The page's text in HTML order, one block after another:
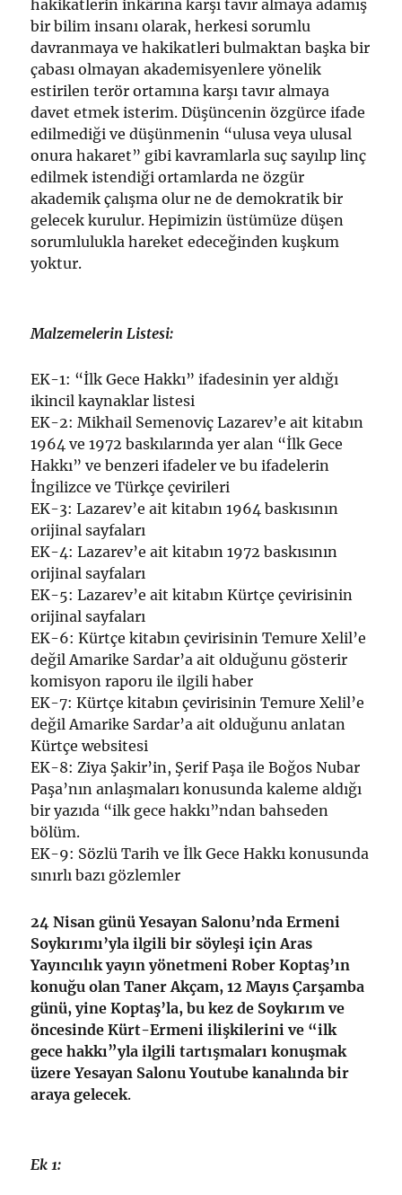
hakikatlerin inkârına karşı tavır almaya adamış
bir bilim insanı olarak, herkesi sorumlu
davranmaya ve hakikatleri bulmaktan başka bir
çabası olmayan akademisyenlere yönelik
estirilen terör ortamına karşı tavır almaya
davet etmek isterim. Düşüncenin özgürce ifade
edilmediği ve düşünmenin “ulusa veya ulusal
onura hakaret” gibi kavramlarla suç sayılıp linç
edilmek istendiği ortamlarda ne özgür
akademik çalışma olur ne de demokratik bir
gelecek kurulur. Hepimizin üstümüze düşen
sorumlulukla hareket edeceğinden kuşkum
yoktur.
Malzemelerin Listesi:
EK-1: “İlk Gece Hakkı” ifadesinin yer aldığı
ikincil kaynaklar listesi
EK-2: Mikhail Semenoviç Lazarev’e ait kitabın
1964 ve 1972 baskılarında yer alan “İlk Gece
Hakkı” ve benzeri ifadeler ve bu ifadelerin
İngilizce ve Türkçe çevirileri
EK-3: Lazarev’e ait kitabın 1964 baskısının
orijinal sayfaları
EK-4: Lazarev’e ait kitabın 1972 baskısının
orijinal sayfaları
EK-5: Lazarev’e ait kitabın Kürtçe çevirisinin
orijinal sayfaları
EK-6: Kürtçe kitabın çevirisinin Temure Xelil’e
değil Amarike Sardar’a ait olduğunu gösterir
komisyon raporu ile ilgili haber
EK-7: Kürtçe kitabın çevirisinin Temure Xelil’e
değil Amarike Sardar’a ait olduğunu anlatan
Kürtçe websitesi
EK-8: Ziya Şakir’in, Şerif Paşa ile Boğos Nubar
Paşa’nın anlaşmaları konusunda kaleme aldığı
bir yazıda “ilk gece hakkı”ndan bahseden
bölüm.
EK-9: Sözlü Tarih ve İlk Gece Hakkı konusunda
sınırlı bazı gözlemler
24 Nisan günü Yesayan Salonu’nda Ermeni
Soykırımı’yla ilgili bir söyleşi için Aras
Yayıncılık yayın yönetmeni Rober Koptaş’ın
konuğu olan Taner Akçam, 12 Mayıs Çarşamba
günü, yine Koptaş’la, bu kez de Soykırım ve
öncesinde Kürt-Ermeni ilişkilerini ve “ilk
gece hakkı”yla ilgili tartışmaları konuşmak
üzere Yesayan Salonu Youtube kanalında bir
araya gelecek.
Ek 1: